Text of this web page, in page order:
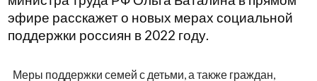
эфире расскажет о новых мерах социальной
поддержки россиян в 2022 году.
Меры поддержки семей с детьми, а также граждан,